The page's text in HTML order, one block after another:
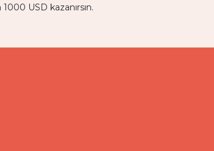
USD kazanırsın.